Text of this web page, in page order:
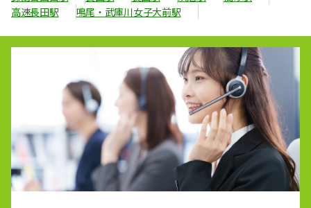
高速長田駅
鳴尾・武庫川女子大前駅